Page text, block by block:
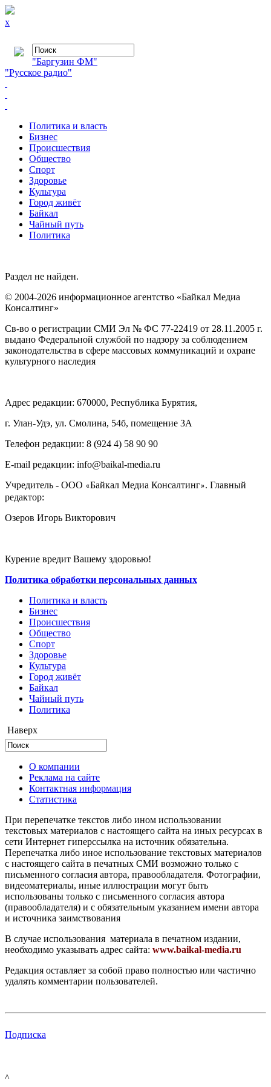
x
"Баргузин ФМ"
"Русское радио"
Политика и власть
Бизнес
Происшествия
Общество
Cпорт
Здоровье
Культура
Город живёт
Байкал
Чайный путь
Политика
Раздел не найден.
© 2004-2026 информационное агентство «Байкал Медиа
Консалтинг»
Св-во о регистрации СМИ Эл № ФС 77-22419 от 28.11.2005 г.
выдано Федеральной службой по надзору за соблюдением
законодательства в сфере массовых коммуникаций и охране
культурного наследия
Адрес редакции: 670000, Республика Бурятия,
г. Улан-Удэ, ул. Смолина, 54б, помещение 3А
Телефон редакции: ‎‎8 (924 4) 58 90 90
E-mail редакции: info@baikal-media.ru
Учредитель - ООО «Байкал Медиа Консалтинг». Главный
редактор:
Озеров Игорь Викторович
Курение вредит Вашему здоровью!
Политика обработки персональных данных
Политика и власть
Бизнес
Происшествия
Общество
Cпорт
Здоровье
Культура
Город живёт
Байкал
Чайный путь
Политика
Наверх
О компании
Реклама на сайте
Контактная информация
Статистика
При перепечатке текстов либо ином использовании
текстовых материалов с настоящего сайта на иных ресурсах в
сети Интернет гиперссылка на источник обязательна.
Перепечатка либо иное использование текстовых материалов
с настоящего сайта в печатных СМИ возможно только с
письменного согласия автора, правообладателя. Фотографии,
видеоматериалы, иные иллюстрации могут быть
использованы только с письменного согласия автора
(правообладателя) и с обязательным указанием имени автора
и источника заимствования
В случае использования материала в печатном издании,
необходимо указывать адрес сайта: www.baikal-media.ru
Редакция оставляет за собой право полностью или частично
удалять комментарии пользователей.
Подписка
^